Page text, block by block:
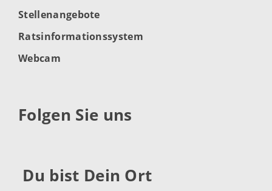
Stellenangebote
Ratsinformationssystem
Webcam
Folgen Sie uns
Du bist Dein Ort